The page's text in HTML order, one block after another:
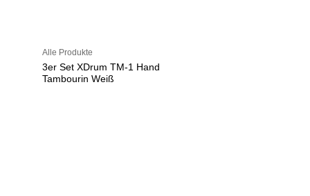
Alle Produkte
3er Set XDrum TM-1 Hand
Tambourin Weiß